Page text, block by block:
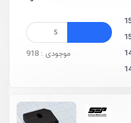
موجودی : 918